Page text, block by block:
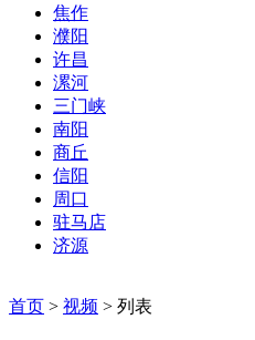
焦作
濮阳
许昌
漯河
三门峡
南阳
商丘
信阳
周口
驻马店
济源
首页 > 视频 > 列表